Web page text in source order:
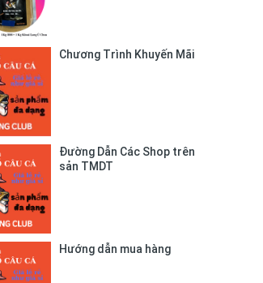
Chương Trình Khuyến Mãi
Đường Dẫn Các Shop trên
sản TMDT
Hướng dẫn mua hàng